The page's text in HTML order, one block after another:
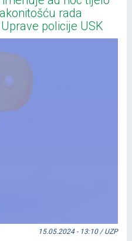
rada
policije USK
15.05.2024 - 13:10 / UZP